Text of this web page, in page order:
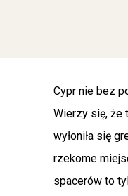
Cypr nie bez
Wierzy się, że
wyłoniła się
rzekome
spacerów to